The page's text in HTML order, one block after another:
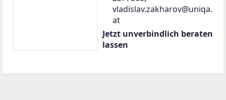
vladislav.zakharov@uniqa.
at
Jetzt unverbindlich beraten
lassen